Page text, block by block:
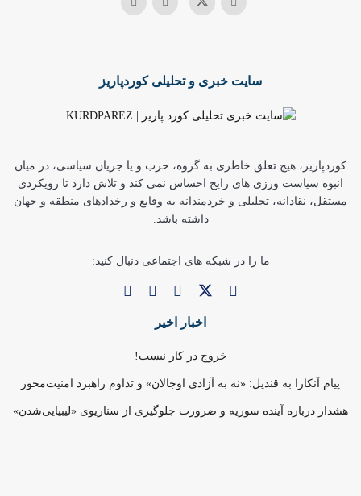
سایت خبری و تحلیلی کوردپاریز
کوردپاریز، هیچ تعلق خاطری به گروه، حزب و یا جریان سیاسی، در میان
انبوه سیاست ورزی های رایج احساس نمی کند و تلاش دارد تا رویکردی
مستقل، نقادانه، تحلیلی و خردمندانه به وقایع و رخدادهای منطقه و جهان
داشته باشد.
ما را در شبکه های اجتماعی دنبال کنید:
اخبار اخیر
خروج در کار نیست!
پیام آنکارا به قندیل: «نه به آزادی اوجالان» و تداوم راهبرد امنیت‌محور
هشدار درباره آینده سوریه و ضرورت جلوگیری از سناریوی «لیبیایی‌شدن»